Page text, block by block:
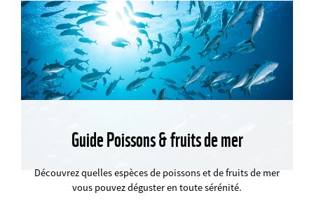
Guide Poissons & fruits de mer
Découvrez quelles espèces de poissons et de fruits de mer
vous pouvez déguster en toute sérénité.